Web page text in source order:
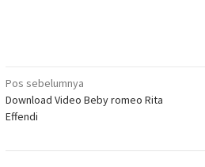
Navigasi
pos
Pos sebelumnya
Download Video Beby romeo Rita
Effendi